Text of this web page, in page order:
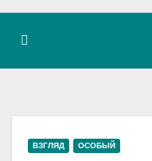
ВЗГЛЯД ОСОБЫЙ